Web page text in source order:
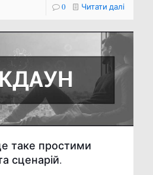
0 Читати далі
таке простими
сценарій.